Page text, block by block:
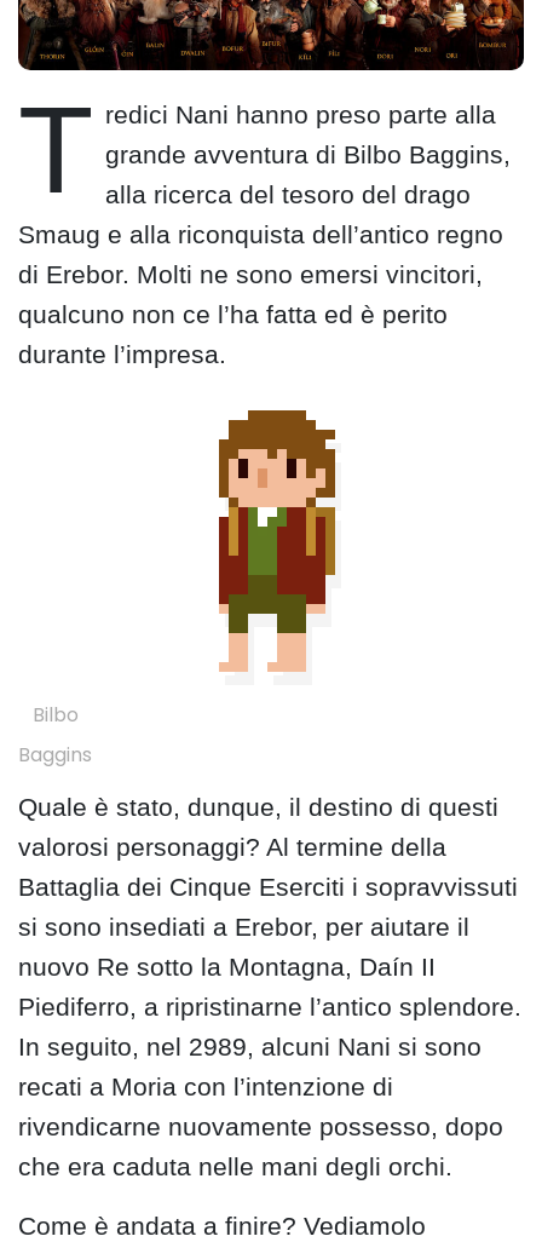
T redici Nani hanno preso parte alla
grande avventura di Bilbo Baggins,
alla ricerca del tesoro del drago
Smaug e alla riconquista dell’antico regno
di Erebor. Molti ne sono emersi vincitori,
qualcuno non ce l’ha fatta ed è perito
durante l’impresa.
Bilbo
Baggins
Quale è stato, dunque, il destino di questi
valorosi personaggi? Al termine della
Battaglia dei Cinque Eserciti i sopravvissuti
si sono insediati a Erebor, per aiutare il
nuovo Re sotto la Montagna, Daín II
Piediferro, a ripristinarne l’antico splendore.
In seguito, nel 2989, alcuni Nani si sono
recati a Moria con l’intenzione di
rivendicarne nuovamente possesso, dopo
che era caduta nelle mani degli orchi.
Come è andata a finire? Vediamolo